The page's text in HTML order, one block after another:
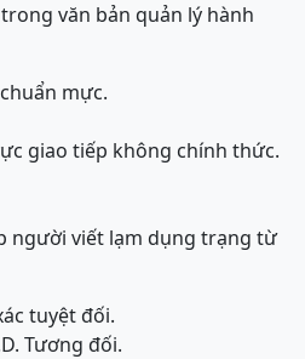
văn bản quản lý hành
mực.
giao tiếp không chính thức.
người viết lạm dụng trạng từ
tuyệt đối.
D. Tương đối.